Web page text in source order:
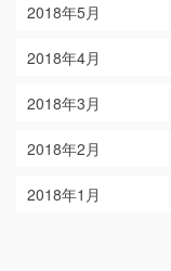
2018年5月
2018年4月
2018年3月
2018年2月
2018年1月